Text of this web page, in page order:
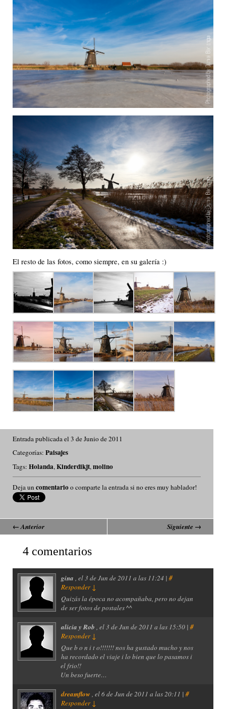
El resto de las fotos, como siempre, en su galería :)
Entrada publicada el 3 de Junio de 2011
Categorías: Paisajes
Tags: Holanda,Kinderdikjt,molino
Deja un comentarioo comparte la entrada si no eres muy hablador!
←Anterior Siguiente →
4 comentarios
gina , el3 de Jun de 2011 a las 11:24 |#
Responder↓
Quizás la época no acompañaba, pero no dejan
de ser fotos de postales ^^
alicia y Rob , el3 de Jun de 2011 a las 15:50 |#
Responder↓
Que b o n i t o!!!!!!! nos ha gustado mucho y nos
ha recordado el viaje i lo bien que lo pasamos i
el frio!!
Un beso fuerte…
dreamflow , el6 de Jun de 2011 a las 20:11 |#
Responder↓